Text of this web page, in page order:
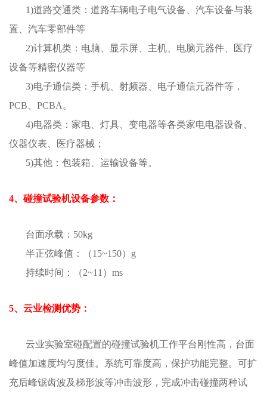
1)道路交通类：道路车辆电子电气设备、汽车设备与装
置、汽车零部件等
2)计算机类：电脑、显示屏、主机、电脑元器件、医疗
设备等精密仪器等
3)电子通信类：手机、射频器、电子通信元器件等，
PCB、PCBA。
4)电器类：家电、灯具、变电器等各类家电电器设备、
仪器仪表、医疗器械；
5)其他：包装箱、运输设备等。
4、碰撞试验机设备参数：
台面承载：50kg
半正弦峰值：（15~150）g
持续时间：（2~11）ms
5、云业检测优势：
云业实验室碰配置的碰撞试验机工作平台刚性高，台面
峰值加速度均匀度佳。系统可靠度高，保护功能完整。可扩
充后峰锯齿波及梯形波等冲击波形，完成冲击碰撞两种试